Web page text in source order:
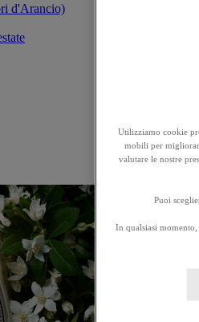
d'Arancio)
Utilizziamo cookie
mobili per
valutare le nostre
Puoi
In qualsiasi